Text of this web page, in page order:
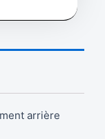
arrière